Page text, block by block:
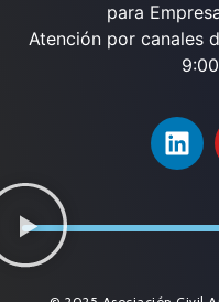
para
Atención por canales